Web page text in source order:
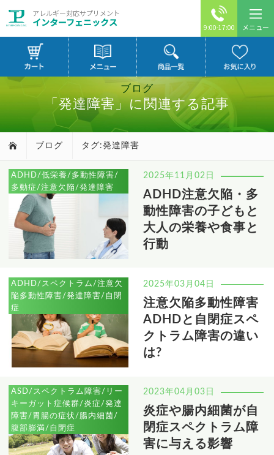
アレルギー対応サプリメント
インターフェニックス 9:00-17:00 メニュー
ブログ
「発達障害」に関連する記事
ブログ タグ:発達障害
ADHD/低栄養/多動性障害/
多動症/注意欠陥/発達障害
2025年11月02日
ADHD注意欠陥・多
動性障害の子どもと
大人の栄養や食事と
行動
ADHD/スペクトラム/注意欠
陥多動性障害/発達障害/自閉
症
2025年03月04日
注意欠陥多動性障害
ADHDと自閉症スペ
クトラム障害の違い
は?
ASD/スペクトラム障害/リー
キーガット症候群/炎症/発達
障害/胃腸の症状/腸内細菌/
腹部膨満/自閉症
2023年04月03日
炎症や腸内細菌が自
閉症スペクトラム障
害に与える影響